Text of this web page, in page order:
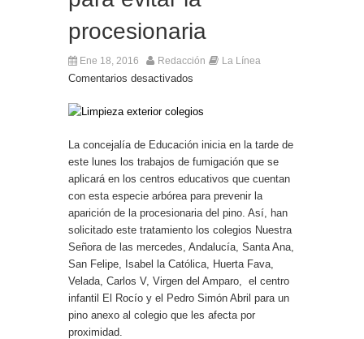
procesionaria
Ene 18, 2016 Redacción La Línea
Comentarios desactivados
La concejalía de Educación inicia en la tarde de
este lunes los trabajos de fumigación que se
aplicará en los centros educativos que cuentan
con esta especie arbórea para prevenir la
aparición de la procesionaria del pino. Así, han
solicitado este tratamiento los colegios Nuestra
Señora de las mercedes, Andalucía, Santa Ana,
San Felipe, Isabel la Católica, Huerta Fava,
Velada, Carlos V, Virgen del Amparo, el centro
infantil El Rocío y el Pedro Simón Abril para un
pino anexo al colegio que les afecta por
proximidad.